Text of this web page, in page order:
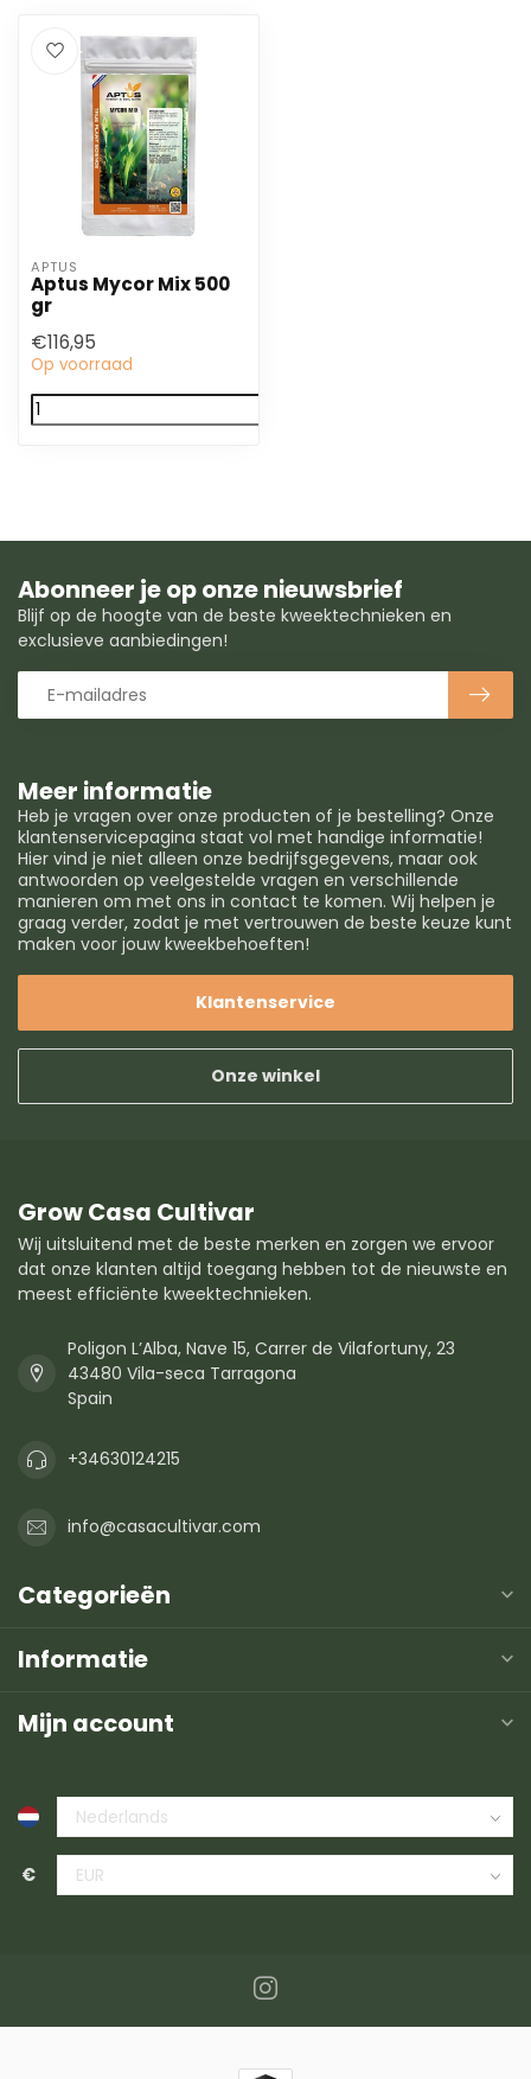
APTUS
Aptus Mycor Mix 500
gr
€116,95
Op voorraad
Meer informatie
Heb je vragen over onze producten of je bestelling? Onze
klantenservicepagina staat vol met handige informatie!
Hier vind je niet alleen onze bedrijfsgegevens, maar ook
antwoorden op veelgestelde vragen en verschillende
manieren om met ons in contact te komen. Wij helpen je
graag verder, zodat je met vertrouwen de beste keuze kunt
maken voor jouw kweekbehoeften!
Klantenservice
Onze winkel
Abonneer je op onze nieuwsbrief
Blijf op de hoogte van de beste kweektechnieken en
exclusieve aanbiedingen!
Grow Casa Cultivar
Wij uitsluitend met de beste merken en zorgen we ervoor
dat onze klanten altijd toegang hebben tot de nieuwste en
meest efficiënte kweektechnieken.
Poligon L’Alba, Nave 15, Carrer de Vilafortuny, 23
43480 Vila-seca Tarragona
Spain
+34630124215
info@casacultivar.com
Categorieën
Informatie
Mijn account
€